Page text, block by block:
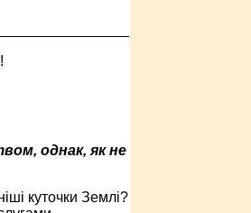
однак, як не
куточки Землі?